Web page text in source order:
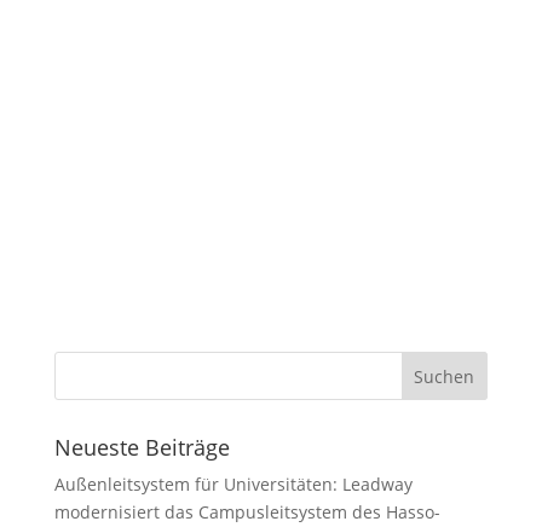
Neueste Beiträge
Außenleitsystem für Universitäten: Leadway
modernisiert das Campusleitsystem des Hasso-